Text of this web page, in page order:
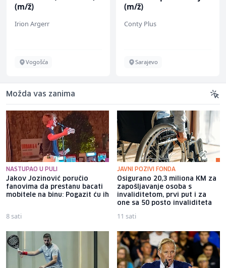
(m/ž)
Irion Argerr
Vogošća
(m/ž)
Conty Plus
Sarajevo
Možda vas zanima
NASTUPAO U PULI
Jakov Jozinović poručio
fanovima da prestanu bacati
mobitele na binu: Pogazit ću ih
8 sati
JAVNI POZIVI FONDA
Osigurano 20,3 miliona KM za
zapošljavanje osoba s
invaliditetom, prvi put i za
one sa 50 posto invaliditeta
11 sati